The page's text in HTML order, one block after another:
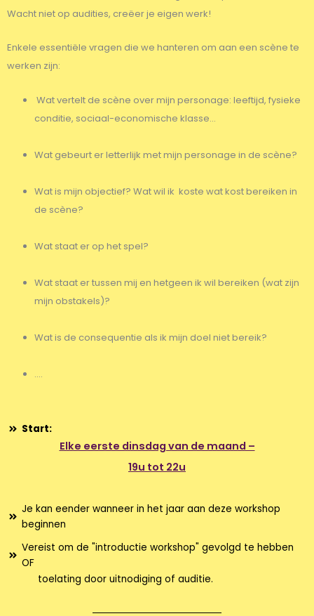
Wacht niet op audities, creëer je eigen werk!
Enkele essentiële vragen die we hanteren om aan een scène te
werken zijn:
Wat vertelt de scène over mijn personage: leeftijd, fysieke
conditie, sociaal-economische klasse...
Wat gebeurt er letterlijk met mijn personage in de scène?
Wat is mijn objectief? Wat wil ik koste wat kost bereiken in
de scène?
Wat staat er op het spel?
Wat staat er tussen mij en hetgeen ik wil bereiken (wat zijn
mijn obstakels)?
Wat is de consequentie als ik mijn doel niet bereik?
....
Start:
Elke eerste dinsdag van de maand –
19u tot 22u
Je kan eender wanneer in het jaar aan deze workshop
beginnen
Vereist om de "introductie workshop" gevolgd te hebben
OF
toelating door uitnodiging of auditie.